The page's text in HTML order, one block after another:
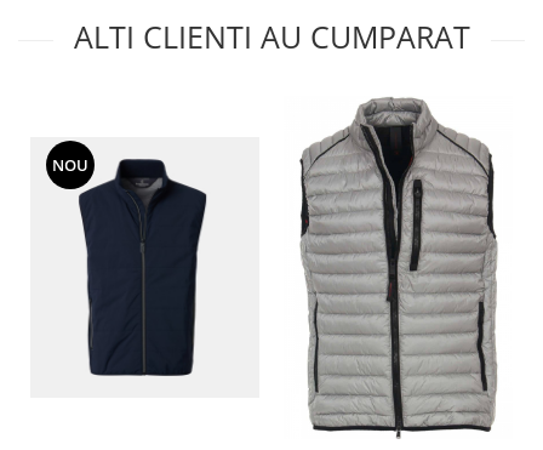
ALTI CLIENTI AU CUMPARAT
NOU